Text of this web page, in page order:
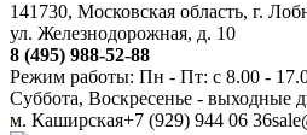
141730, Московская область, г.
ул. Железнодорожная, д. 10
8 (495) 988-52-88
Режим работы: Пн - Пт: с 8.00 -
Суббота, Воскресенье - выходные
м. Каширская+7 (929) 944 06 36